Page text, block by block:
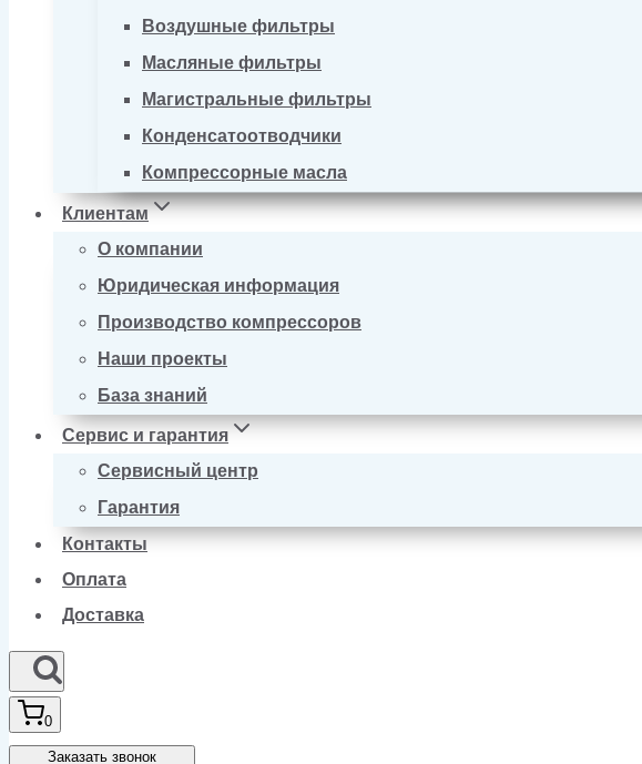
Воздушные фильтры
Масляные фильтры
Магистральные фильтры
Конденсатоотводчики
Компрессорные масла
Клиентам
О компании
Юридическая информация
Производство компрессоров
Наши проекты
База знаний
Сервис и гарантия
Сервисный центр
Гарантия
Контакты
Оплата
Доставка
0
Заказать звонок